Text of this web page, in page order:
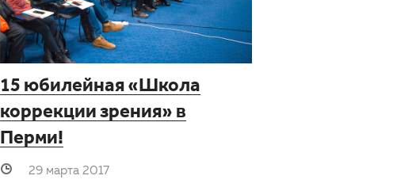
15 юбилейная «Школа
коррекции зрения» в
Перми!
29 марта 2017